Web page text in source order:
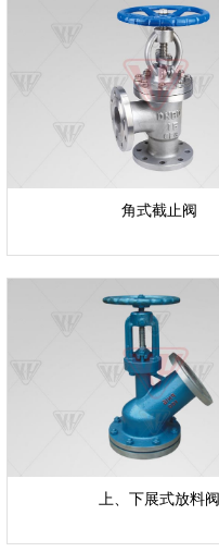
角式截止阀
上、下展式放料阀